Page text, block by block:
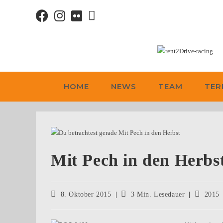
HOME NEWS TEAM
Mit Pech in den
8. Oktober 2015 3 Min. Lesedauer 2015